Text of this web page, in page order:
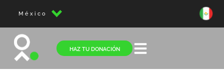
México
HAZ TU DONACIÓN